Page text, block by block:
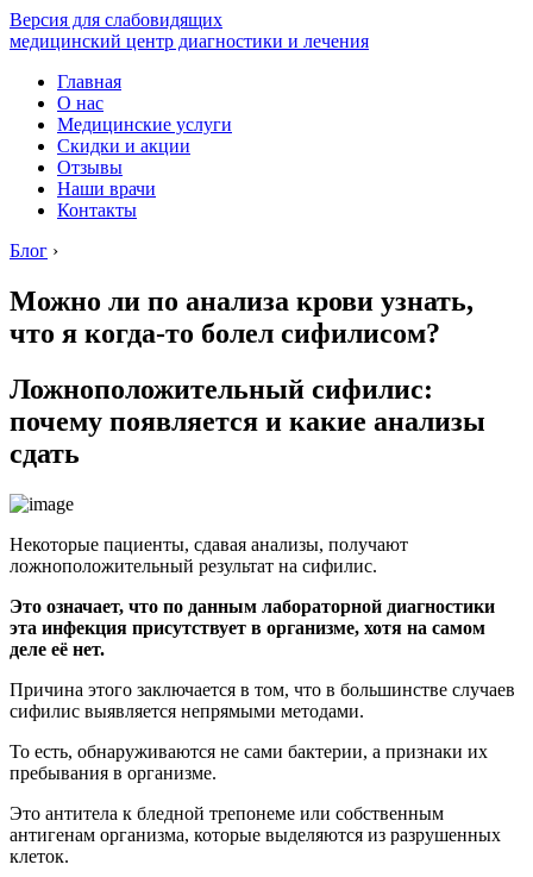
Версия для слабовидящих
медицинский центр диагностики и лечения
Главная
О нас
Медицинские услуги
Скидки и акции
Отзывы
Наши врачи
Контакты
Блог ›
Можно ли по анализа крови узнать,
что я когда-то болел сифилисом?
Ложноположительный сифилис:
почему появляется и какие анализы
сдать
Некоторые пациенты, сдавая анализы, получают
ложноположительный результат на сифилис.
Это означает, что по данным лабораторной диагностики
эта инфекция присутствует в организме, хотя на самом
деле её нет.
Причина этого заключается в том, что в большинстве случаев
сифилис выявляется непрямыми методами.
То есть, обнаруживаются не сами бактерии, а признаки их
пребывания в организме.
Это антитела к бледной трепонеме или собственным
антигенам организма, которые выделяются из разрушенных
клеток.